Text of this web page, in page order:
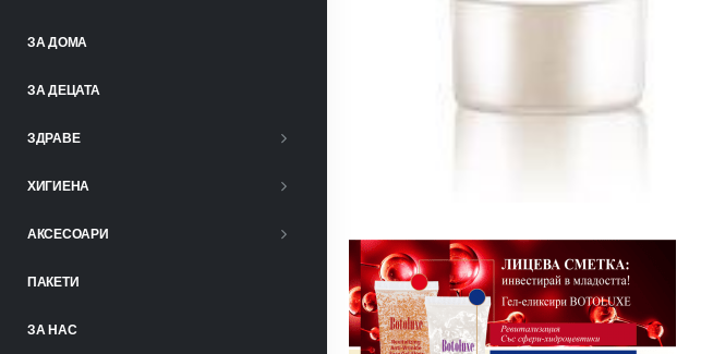
ЗА ДОМА
ЗА ДЕЦАТА
ЗДРАВЕ
ХИГИЕНА
АКСЕСОАРИ
ПАКЕТИ
ЗА НАС